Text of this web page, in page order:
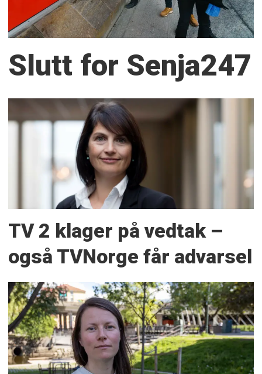
Slutt for Senja247
TV 2 klager på vedtak –
også TVNorge får advarsel